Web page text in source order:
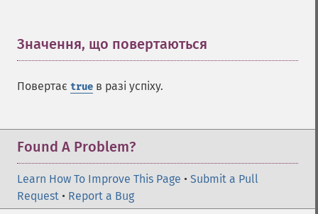
Значення, що повертаються
Повертає true в разі успіху.
Found A Problem?
Learn How To Improve This Page • Submit a Pull
Request • Report a Bug